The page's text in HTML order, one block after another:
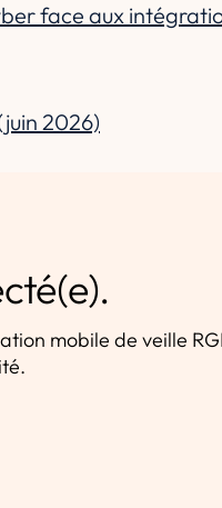
face aux
2026)
mobile de veille